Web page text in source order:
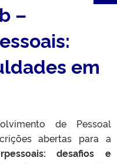
–
em
de Pessoal
abertas para a
desafios e